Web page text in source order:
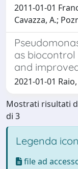
2011-01-01
Cavazza, A.;
as
and
2021-01-01
Mostrati risultati
di 3
Legenda
file ad